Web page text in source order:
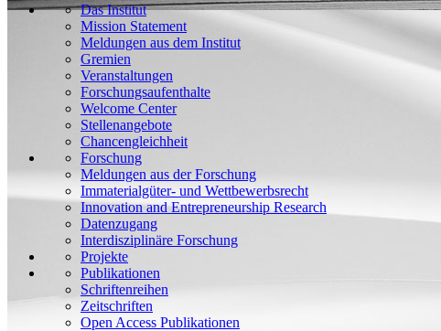
Das Institut
Mission Statement
Meldungen aus dem Institut
Gremien
Veranstaltungen
Forschungsaufenthalte
Welcome Center
Stellenangebote
Chancengleichheit
Forschung
Meldungen aus der Forschung
Immaterialgüter- und Wettbewerbsrecht
Innovation and Entrepreneurship Research
Datenzugang
Interdisziplinäre Forschung
Projekte
Publikationen
Schriftenreihen
Zeitschriften
Open Access Publikationen